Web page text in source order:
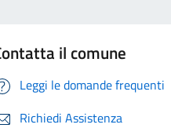
il comune
Leggi le domande frequenti
Richiedi Assistenza